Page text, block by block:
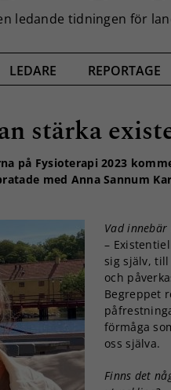
LEDARE REPORTAGE
stärka
på Fysioterapi 2023
med Anna Sannum
Vad
–
sig själv,
och
Begreppet
förmåga
oss själva.
Finns det